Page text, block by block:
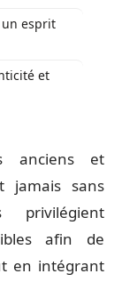
un esprit
et
anciens et
jamais sans
privilégient
afin de
en intégrant